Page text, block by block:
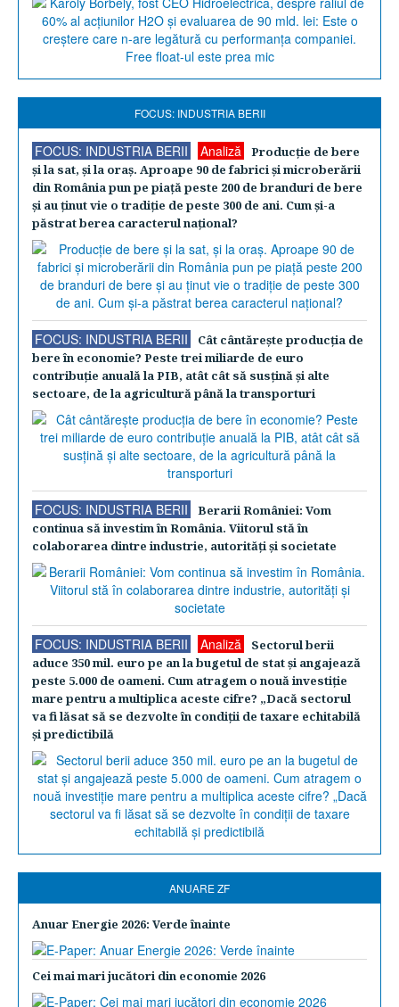
FOCUS: INDUSTRIA BERII
FOCUS: INDUSTRIA BERII Analiză
Producţie de bere
şi la sat, şi la oraş. Aproape 90 de fabrici şi microberării
din România pun pe piaţă peste 200 de branduri de bere
şi au ţinut vie o tradiţie de peste 300 de ani. Cum şi-a
păstrat berea caracterul naţional?
FOCUS: INDUSTRIA BERII
Cât cântăreşte producţia de
bere în economie? Peste trei miliarde de euro
contribuţie anuală la PIB, atât cât să susţină şi alte
sectoare, de la agricultură până la transporturi
FOCUS: INDUSTRIA BERII
Berarii României: Vom
continua să investim în România. Viitorul stă în
colaborarea dintre industrie, autorităţi şi societate
FOCUS: INDUSTRIA BERII Analiză
Sectorul berii
aduce 350 mil. euro pe an la bugetul de stat şi angajează
peste 5.000 de oameni. Cum atragem o nouă investiţie
mare pentru a multiplica aceste cifre? „Dacă sectorul
va fi lăsat să se dezvolte în condiţii de taxare echitabilă
şi predictibilă
ANUARE ZF
Anuar Energie 2026: Verde înainte
Cei mai mari jucători din economie 2026